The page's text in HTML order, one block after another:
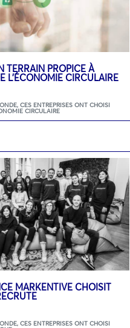
TERRAIN PROPICE À
L’ÉCONOMIE CIRCULAIRE
, CES ENTREPRISES ONT CHOISI
CIRCULAIRE
MARKENTIVE CHOISIT
, CES ENTREPRISES ONT CHOISI